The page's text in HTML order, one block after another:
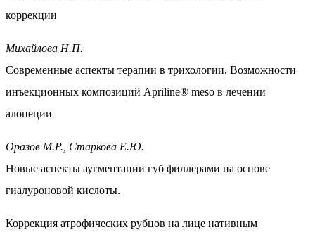
коррекции
Михайлова Н.П.
Современные аспекты терапии в трихологии. Возможности
инъекционных композиций Apriline® meso в лечении
алопеции
Оразов М.Р., Старкова Е.Ю.
Новые аспекты аугментации губ филлерами на основе
гиалуроновой кислоты.
Коррекция атрофических рубцов на лице нативным